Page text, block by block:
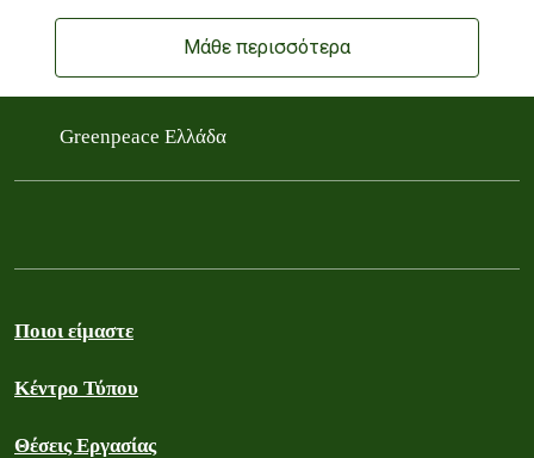
Μάθε περισσότερα
Greenpeace Ελλάδα
Ποιοι είμαστε
Κέντρο Τύπου
Θέσεις Εργασίας